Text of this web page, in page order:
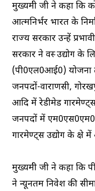
मुख्यमंत्री जी ने कहा कि
आत्मनिर्भर भारत के
राज्य सरकार उन्हें
सरकार ने वस्त्र उद्योग के
(पी0एल0आई0) योजना
जनपदों-वाराणसी,
आदि में रेडीमेड
जनपदों में
गारमेण्ट्स उद्योग के क्षेत्र
मुख्यमंत्री जी ने कहा कि
ने न्यूनतम निवेश की